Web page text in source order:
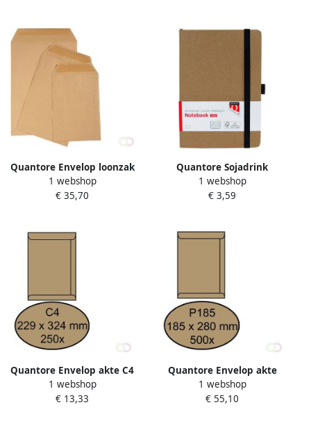
Quantore Envelop loonzak
65x105 70gr bruin 1000
stuks
1 webshop
€ 35,70
Quantore Sojadrink
Campina plantaardig pak 1
liter
1 webshop
€ 3,59
Quantore Envelop akte C4
229x324mm bruinkraft 250
stuks
1 webshop
€ 13,33
Quantore Envelop akte
P185 185x280mm bruinkraft
500 stuks
1 webshop
€ 55,10